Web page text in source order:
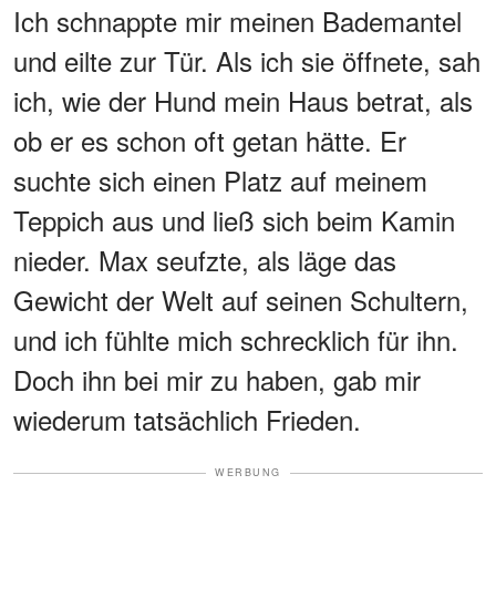
Ich schnappte mir meinen Bademantel
und eilte zur Tür. Als ich sie öffnete, sah
ich, wie der Hund mein Haus betrat, als
ob er es schon oft getan hätte. Er
suchte sich einen Platz auf meinem
Teppich aus und ließ sich beim Kamin
nieder. Max seufzte, als läge das
Gewicht der Welt auf seinen Schultern,
und ich fühlte mich schrecklich für ihn.
Doch ihn bei mir zu haben, gab mir
wiederum tatsächlich Frieden.
WERBUNG